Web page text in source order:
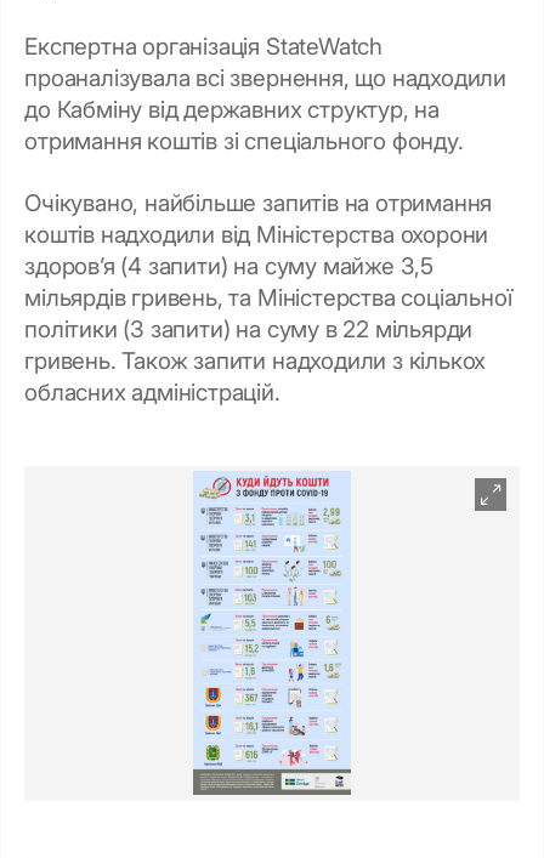
Експертна організація StateWatch
проаналізувала всі звернення, що надходили
до Кабміну від державних структур, на
отримання коштів зі спеціального фонду.
Очікувано, найбільше запитів на отримання
коштів надходили від Міністерства охорони
здоров’я (4 запити) на суму майже 3,5
мільярдів гривень, та Міністерства соціальної
політики (3 запити) на суму в 22 мільярди
гривень. Також запити надходили з кількох
обласних адміністрацій.